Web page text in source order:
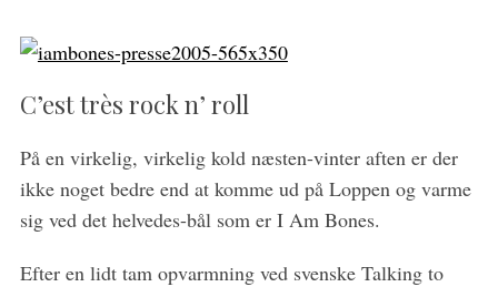
C’est très rock n’ roll
På en virkelig, virkelig kold næsten-vinter aften er der
ikke noget bedre end at komme ud på Loppen og varme
sig ved det helvedes-bål som er I Am Bones.
Efter en lidt tam opvarmning ved svenske Talking to